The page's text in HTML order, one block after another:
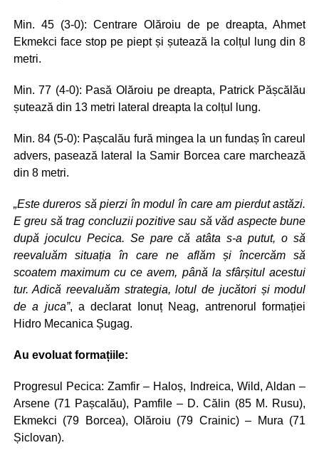
Min. 45 (3-0): Centrare Olăroiu de pe dreapta, Ahmet
Ekmekci face stop pe piept și șutează la colțul lung din 8
metri.
Min. 77 (4-0): Pasă Olăroiu pe dreapta, Patrick Pășcălău
șutează din 13 metri lateral dreapta la colțul lung.
Min. 84 (5-0): Pașcalău fură mingea la un fundaș în careul
advers, pasează lateral la Samir Borcea care marchează
din 8 metri.
„Este dureros să pierzi în modul în care am pierdut astăzi.
E greu să trag concluzii pozitive sau să văd aspecte bune
după joculcu Pecica. Se pare că atâta s-a putut, o să
reevaluăm situația în care ne aflăm și încercăm să
scoatem maximum cu ce avem, până la sfârșitul acestui
tur. Adică reevaluăm strategia, lotul de jucători și modul
de a juca”, a declarat Ionuț Neag, antrenorul formației
Hidro Mecanica Șugag.
Au evoluat formațiile:
Progresul Pecica: Zamfir – Haloș, Indreica, Wild, Aldan –
Arsene (71 Pașcalău), Pamfile – D. Călin (85 M. Rusu),
Ekmekci (79 Borcea), Olăroiu (79 Crainic) – Mura (71
Șiclovan).